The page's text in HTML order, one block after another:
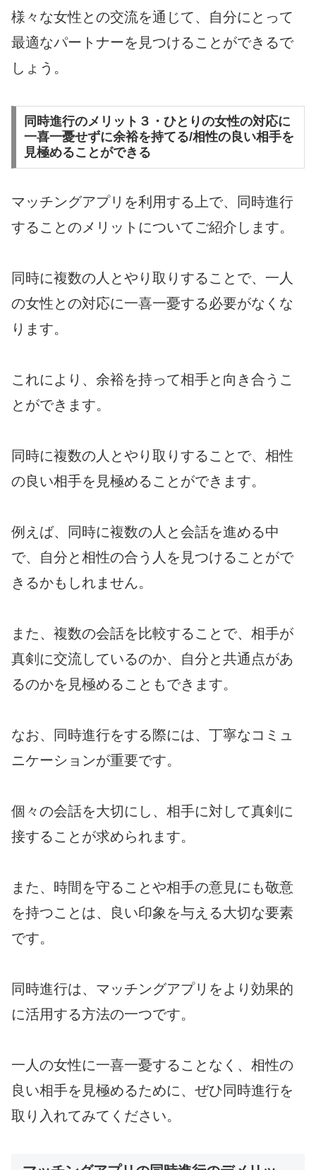
様々な女性との交流を通じて、自分にとって
最適なパートナーを見つけることができるで
しょう。
同時進行のメリット３・ひとりの女性の対応に
一喜一憂せずに余裕を持てる/相性の良い相手を
見極めることができる
マッチングアプリを利用する上で、同時進行
することのメリットについてご紹介します。
同時に複数の人とやり取りすることで、一人
の女性との対応に一喜一憂する必要がなくな
ります。
これにより、余裕を持って相手と向き合うこ
とができます。
同時に複数の人とやり取りすることで、相性
の良い相手を見極めることができます。
例えば、同時に複数の人と会話を進める中
で、自分と相性の合う人を見つけることがで
きるかもしれません。
また、複数の会話を比較することで、相手が
真剣に交流しているのか、自分と共通点があ
るのかを見極めることもできます。
なお、同時進行をする際には、丁寧なコミュ
ニケーションが重要です。
個々の会話を大切にし、相手に対して真剣に
接することが求められます。
また、時間を守ることや相手の意見にも敬意
を持つことは、良い印象を与える大切な要素
です。
同時進行は、マッチングアプリをより効果的
に活用する方法の一つです。
一人の女性に一喜一憂することなく、相性の
良い相手を見極めるために、ぜひ同時進行を
取り入れてみてください。